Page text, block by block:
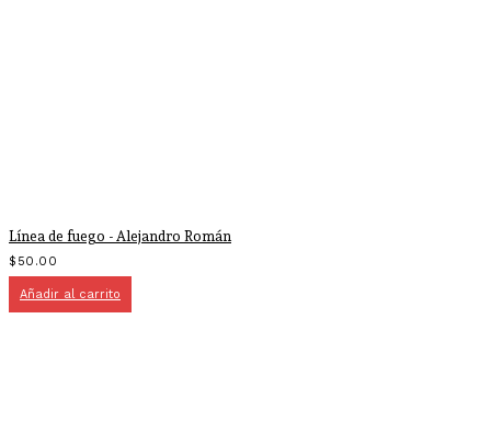
Línea de fuego - Alejandro Román
$ 50.00
Añadir al carrito